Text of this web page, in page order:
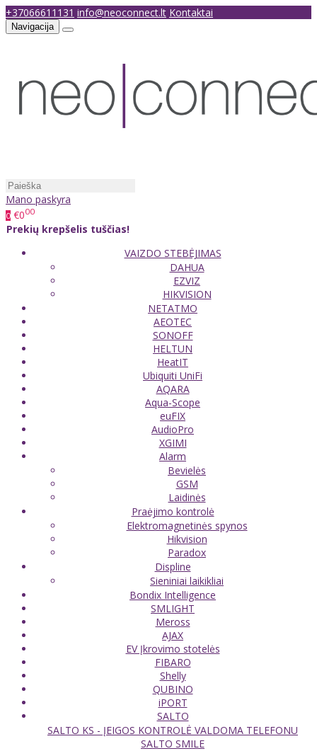
+37066611131 info@neoconnect.lt Kontaktai
Navigacija
Mano paskyra
0 €000
Prekių krepšelis tuščias!
VAIZDO STEBĖJIMAS
DAHUA
EZVIZ
HIKVISION
NETATMO
AEOTEC
SONOFF
HELTUN
HeatIT
Ubiquiti UniFi
AQARA
Aqua-Scope
euFIX
AudioPro
XGIMI
Alarm
Bevielės
GSM
Laidinės
Praėjimo kontrolė
Elektromagnetinės spynos
Hikvision
Paradox
Displine
Sieniniai laikikliai
Bondix Intelligence
SMLIGHT
Meross
AJAX
EV Įkrovimo stotelės
FIBARO
Shelly
QUBINO
iPORT
SALTO
SALTO KS - ĮEIGOS KONTROLĖ VALDOMA TELEFONU
SALTO SMILE